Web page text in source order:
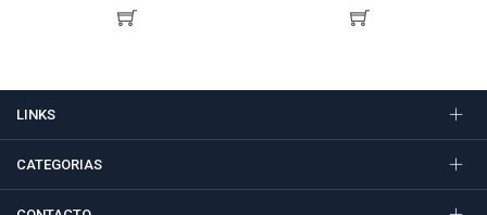
LINKS
CATEGORIAS